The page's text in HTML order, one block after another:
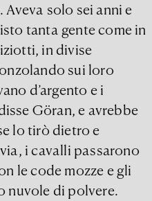
solo sei anni e
tanta gente come in
in divise
sui loro
d’argento e i
Göran, e avrebbe
lo tirò dietro e
i cavalli passarono
le code mozze e gli
nuvole di polvere.